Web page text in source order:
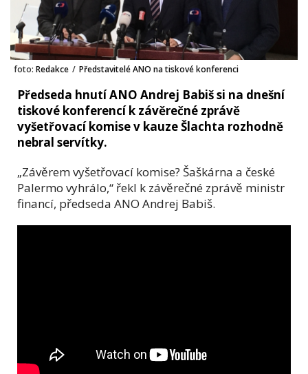
foto: Redakce / Představitelé ANO na tiskové konferenci
Předseda hnutí ANO Andrej Babiš si na dnešní
tiskové konferencí k závěrečné zprávě
vyšetřovací komise v kauze Šlachta rozhodně
nebral servítky.
„Závěrem vyšetřovací komise? Šaškárna a české
Palermo vyhrálo,“ řekl k závěrečné zprávě ministr
financí, předseda ANO Andrej Babiš.